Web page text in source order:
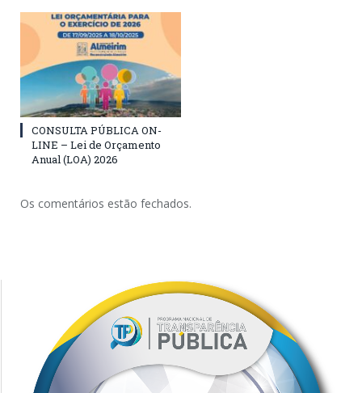
CONSULTA PÚBLICA ON-
LINE – Lei de Orçamento
Anual (LOA) 2026
Os comentários estão fechados.